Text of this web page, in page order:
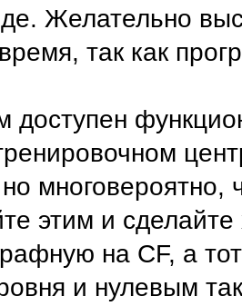
Желательно
так как
доступен
многовероятно,
этим и
на CF, а
и нулевым